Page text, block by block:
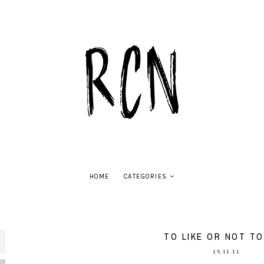
HOME CATEGORIES
TO LIKE OR NOT
15.11.11